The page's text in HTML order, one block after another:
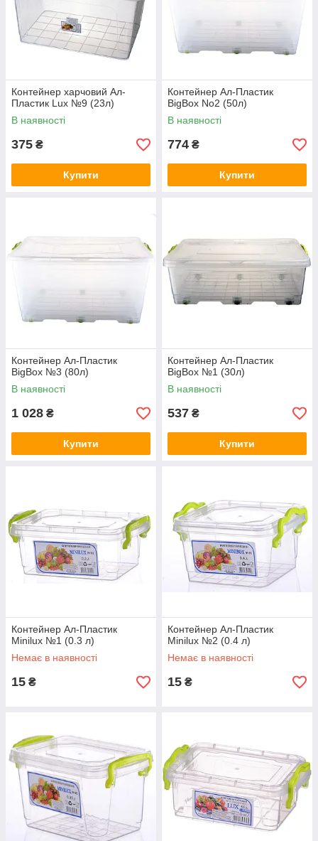
Контейнер харчовий Ал-
Пластик Lux №9 (23л)
В наявності
375 ₴
Купити
Контейнер Ал-Пластик
BigBox No2 (50л)
В наявності
774 ₴
Купити
Контейнер Ал-Пластик
BigBox №3 (80л)
В наявності
1 028 ₴
Купити
Контейнер Ал-Пластик
BigBox №1 (30л)
В наявності
537 ₴
Купити
Контейнер Ал-Пластик
Minilux №1 (0.3 л)
Немає в наявності
15 ₴
Контейнер Ал-Пластик
Minilux №2 (0.4 л)
Немає в наявності
15 ₴